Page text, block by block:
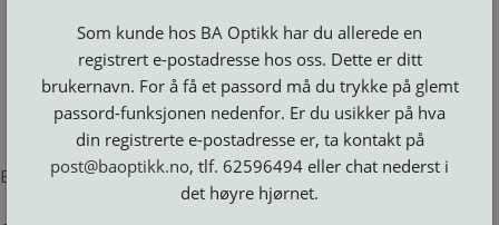
OSS
BESTILL
DELER
LOGG INN
Brillerens
Brillesnorer
Clip-
on
Suncover
Etuier
Innfatninger
Lesebriller
Luper
og
Speil
Maskiner
Microkluter
Neseputer
Se alle kategorier
Error loading product page.
Som kunde hos BA Optikk har du allerede en
registrert e-postadresse hos oss. Dette er ditt
brukernavn. For å få et passord må du trykke på glemt
passord-funksjonen nedenfor. Er du usikker på hva
din registrerte e-postadresse er, ta kontakt på
post@baoptikk.no, tlf. 62596494 eller chat nederst i
det høyre hjørnet.